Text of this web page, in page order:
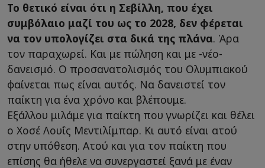
Το θετικό είναι ότι η Σεβίλλη, που έχει
συμβόλαιο μαζί του ως το 2028, δεν φέρεται
να τον υπολογίζει στα δικά της πλάνα. Άρα
τον παραχωρεί. Και με πώληση και με -νέο-
δανεισμό. Ο προσανατολισμός του Ολυμπιακού
φαίνεται πως είναι αυτός. Να δανειστεί τον
παίκτη για ένα χρόνο και βλέπουμε.
Εξάλλου μιλάμε για παίκτη που γνωρίζει και θέλει
ο Χοσέ Λουΐς Μεντιλίμπαρ. Κι αυτό είναι ατού
στην υπόθεση. Ατού και για τον παίκτη που
επίσης θα ήθελε να συνεργαστεί ξανά με έναν